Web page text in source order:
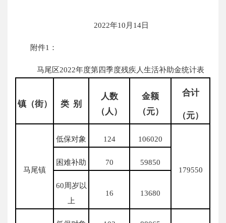
2022年10月14日
附件1：
马尾区2022年度第四季度残疾人生活补助金统计表
镇（街） 类 别
人数
（人）
金额
（元）
合计
（元）
马尾镇
低保对象 124 106020
179550
困难补助 70 59850
60周岁以
上
16 13680